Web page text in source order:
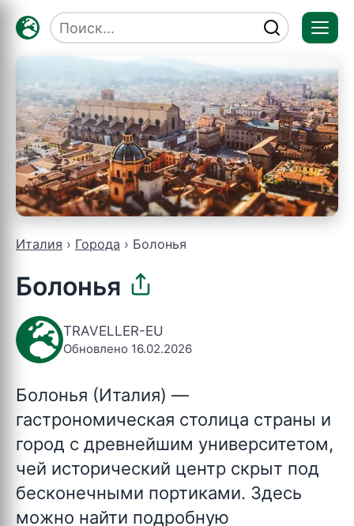
Италия Города Болонья
Болонья
TRAVELLER-EU
Обновлено 16.02.2026
Болонья (Италия) —
гастрономическая столица страны и
город с древнейшим университетом,
чей исторический центр скрыт под
бесконечными портиками. Здесь
можно найти подробную